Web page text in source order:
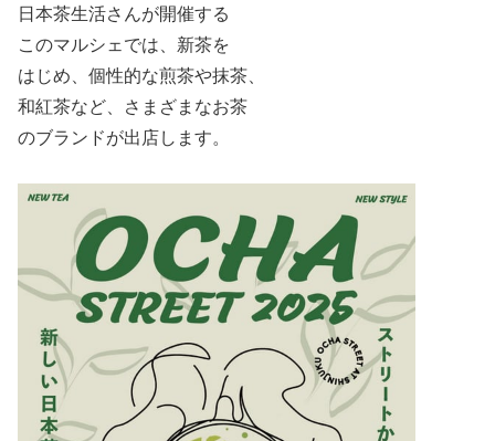
日本茶生活さんが開催する
このマルシェでは、新茶を
はじめ、個性的な煎茶や抹茶、
和紅茶など、さまざまなお茶
のブランドが出店します。